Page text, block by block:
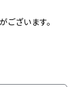
ざいます。